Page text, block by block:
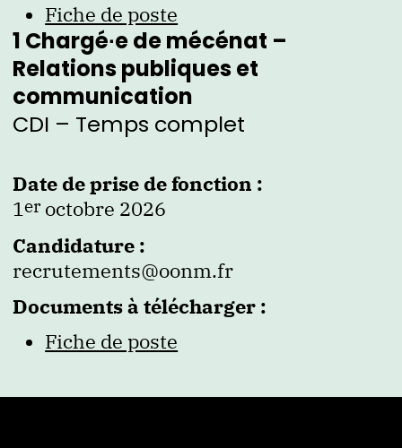
Fiche de poste
1 Chargé∙e de mécénat –
Relations publiques et
communication
CDI – Temps complet
Date de prise de fonction :
1eroctobre 2026
Candidature :
recrutements@oonm.fr
Documents à télécharger :
Fiche de poste